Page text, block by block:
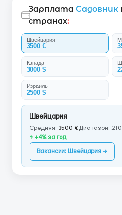
Зарплата Садовник
странах:
Швейцария
3500 €
Канада
3000 $
Израиль
2500 $
Швейцария
Средняя: 3500 € Диапазон:
↑ +4% за год
Вакансии: Швейцария →